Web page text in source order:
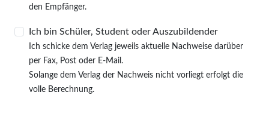
den Empfänger.
Ich bin Schüler, Student oder Auszubildender
Ich schicke dem Verlag jeweils aktuelle Nachweise darüber
per Fax, Post oder E-Mail.
Solange dem Verlag der Nachweis nicht vorliegt erfolgt die
volle Berechnung.